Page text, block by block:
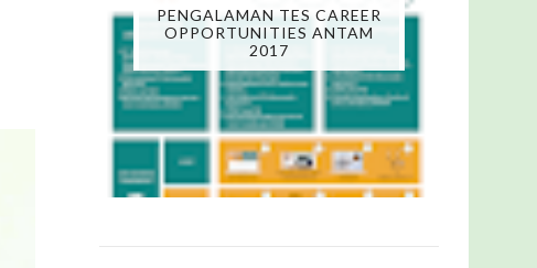
PENGALAMAN TES CAREER
OPPORTUNITIES ANTAM
2017